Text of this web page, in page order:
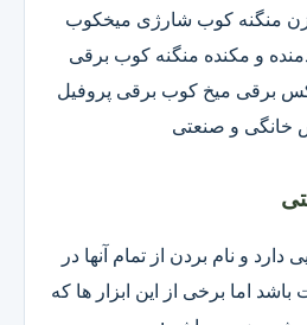
منگنه کوب شارژی میخکوب
و مکنده منگنه کوب برقی
برقی میخ کوب برقی پروفیل
خانگی و صنعتی
دارد و نام بردن از تمام آنها در
اما برخی از این ابزار ها که